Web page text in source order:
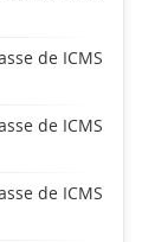
de ICMS
de ICMS
de ICMS